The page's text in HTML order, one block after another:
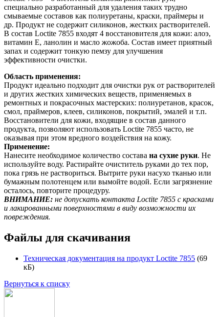
специально разработанный для удаления таких трудно
смываемые составов как полиуретаны, краски, праймеры и
др. Продукт не содержит силиконов, жестких растворителей.
В состав Loctite 7855 входят 4 восстановителя для кожи: алоэ,
витамин Е, ланолин и масло жожоба. Состав имеет приятный
запах и содержит тонкую пемзу для улучшения
эффективности очистки.
Область применения:
Продукт идеально подходит для очистки рук от растворителей
и других жестких химических веществ, применяемых в
ремонтных и покрасочных мастерских: полиуретанов, красок,
смол, праймеров, клеев, силиконов, покрытий, эмалей и т.п.
Восстановители для кожи, входящие в состав данного
продукта, позволяют использовать Loctite 7855 часто, не
оказывая при этом вредного воздействия на кожу.
Применение:
Нанесите необходимое количество состава на сухие руки. Не
используйте воду. Растирайте очиститель руками до тех пор,
пока грязь не раствориться. Вытрите руки насухо тканью или
бумажным полотенцем или вымойте водой. Если загрязнение
осталось, повторите процедуру.
ВНИМАНИЕ: не допускать контакта Loctite 7855 с красками
и лакированными поверхностями в виду возможности их
повреждения.
Файлы для скачивания
Техническая документация на продукт Loctite 7855 (69
кБ)
Вернуться к списку